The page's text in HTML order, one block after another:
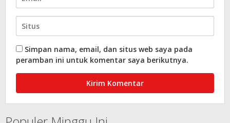
Simpan nama, email, dan situs web saya pada
peramban ini untuk komentar saya berikutnya.